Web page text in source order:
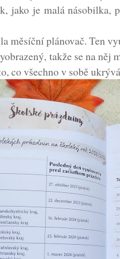
jako je malá
měsíční plánovač. Ten
takže se na něj
co všechno v sobě